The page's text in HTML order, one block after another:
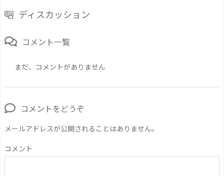
ディスカッション
コメント一覧
まだ、コメントがありません
コメントをどうぞ
メールアドレスが公開されることはありません。
コメント